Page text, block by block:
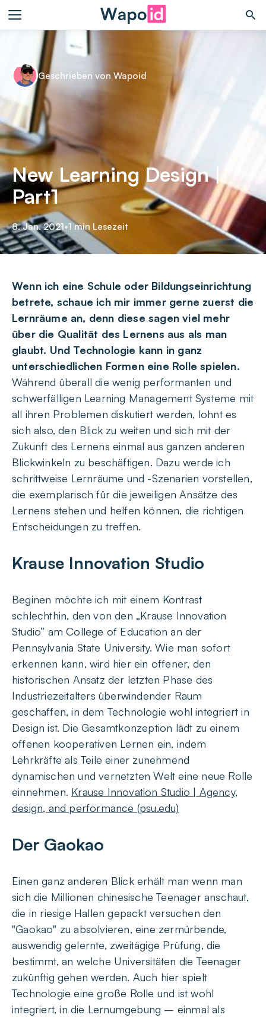
Geschrieben von Wapoid
New Learning Design |
Part1
8. Jan. 2021•1 min Lesezeit
Wenn ich eine Schule oder Bildungseinrichtung
betrete, schaue ich mir immer gerne zuerst die
Lernräume an, denn diese sagen viel mehr
über die Qualität des Lernens aus als man
glaubt. Und Technologie kann in ganz
unterschiedlichen Formen eine Rolle spielen.
Während überall die wenig performanten und
schwerfälligen Learning Management Systeme mit
all ihren Problemen diskutiert werden, lohnt es
sich also, den Blick zu weiten und sich mit der
Zukunft des Lernens einmal aus ganzen anderen
Blickwinkeln zu beschäftigen. Dazu werde ich
schrittweise Lernräume und -Szenarien vorstellen,
die exemplarisch für die jeweiligen Ansätze des
Lernens stehen und helfen können, die richtigen
Entscheidungen zu treffen.
Krause Innovation Studio
Beginen möchte ich mit einem Kontrast
schlechthin, den von den „Krause Innovation
Studio“ am College of Education an der
Pennsylvania State University. Wie man sofort
erkennen kann, wird hier ein offener, den
historischen Ansatz der letzten Phase des
Industriezeitalters überwindender Raum
geschaffen, in dem Technologie wohl integriert in
Design ist. Die Gesamtkonzeption lädt zu einem
offenen kooperativen Lernen ein, indem
Lehrkräfte als Teile einer zunehmend
dynamischen und vernetzten Welt eine neue Rolle
einnehmen. Krause Innovation Studio | Agency,
design, and performance (psu.edu)
Der Gaokao
Einen ganz anderen Blick erhält man wenn man
sich die Millionen chinesische Teenager anschaut,
die in riesige Hallen gepackt versuchen den
"Gaokao" zu absolvieren, eine zermürbende,
auswendig gelernte, zweitägige Prüfung, die
bestimmt, an welche Universitäten die Teenager
zukünftig gehen werden. Auch hier spielt
Technologie eine große Rolle und ist wohl
integriert, in die Lernumgebung – einmal als